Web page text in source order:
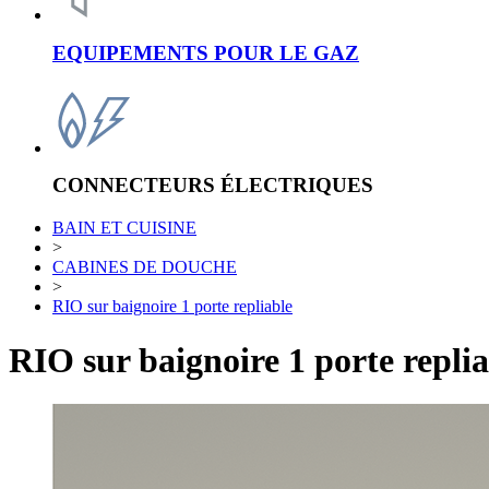
EQUIPEMENTS POUR LE GAZ
CONNECTEURS ÉLECTRIQUES
BAIN ET CUISINE
>
CABINES DE DOUCHE
>
RIO sur baignoire 1 porte repliable
RIO sur baignoire 1 porte